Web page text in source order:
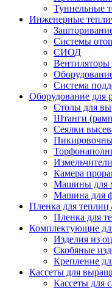
Туннельные
Инженерные
Системы
СИОД
Вентиляторы
Система
Оборудование для
Столы для
Штанги
Сеялки
Камера
Машины для
Машина для
Пленка для теплиц
Пленка для
Комплектующие
Изделия из
Скобяные
Крепление
Кассеты для
Кассеты для